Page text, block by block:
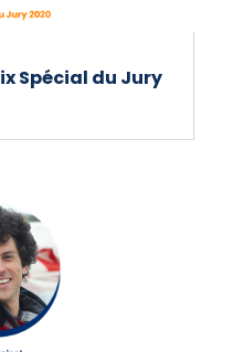
Spécial du Jury